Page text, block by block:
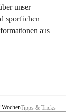
unser
sportlichen
aus
WochenTipps & Tricks